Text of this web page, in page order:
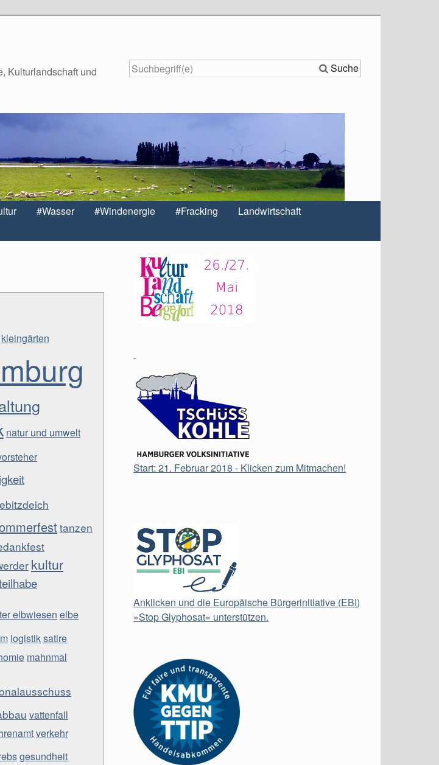
Kulturlandschaft und
Suche
#Wasser #Windenergie #Fracking
Landwirtschaft
kleingärten
natur und umwelt
tanzen
kultur
elbwiesen elbe
logistiksatire
mahnmal
vattenfall
verkehr
gesundheit
Start: 21. Februar 2018 - Klicken zum Mitmachen!
Anklicken und die Europäische Bürgerinitiative (EBI)
»Stop Glyphosat« unterstützen.